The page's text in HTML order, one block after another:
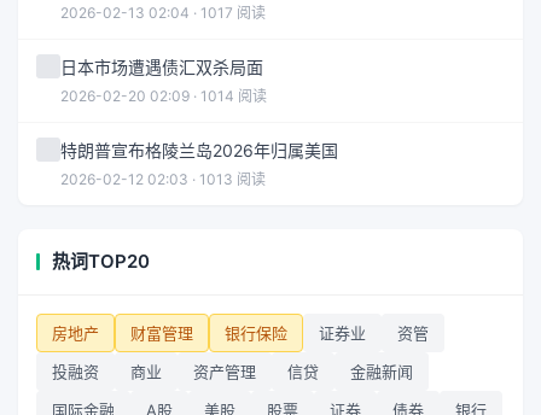
2026-02-13 02:04 · 1017 阅读
日本市场遭遇债汇双杀局面
2026-02-20 02:09 · 1014 阅读
特朗普宣布格陵兰岛2026年归属美国
2026-02-12 02:03 · 1013 阅读
热词TOP20
房地产 财富管理 银行保险 证券业
资管
投融资
商业 资产管理 信贷
金融新闻
国际金融
A股 美股 股票 证券 债券
银行